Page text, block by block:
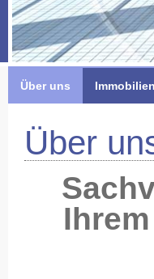
Über uns Immobilien
Über